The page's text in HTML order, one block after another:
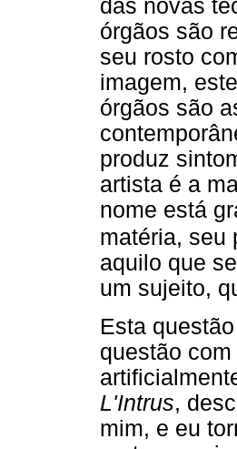
das novas
órgãos são
seu rosto
imagem,
órgãos são
produz
artista é a
nome está
matéria, seu
aquilo que
um sujeito,
Esta
questão
L'Intrus,
mim, e eu